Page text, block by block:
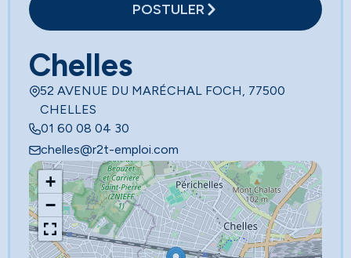
POSTULER
Chelles
52 AVENUE DU MARÉCHAL FOCH, 77500
CHELLES
01 60 08 04 30
chelles@r2t-emploi.com
+
−